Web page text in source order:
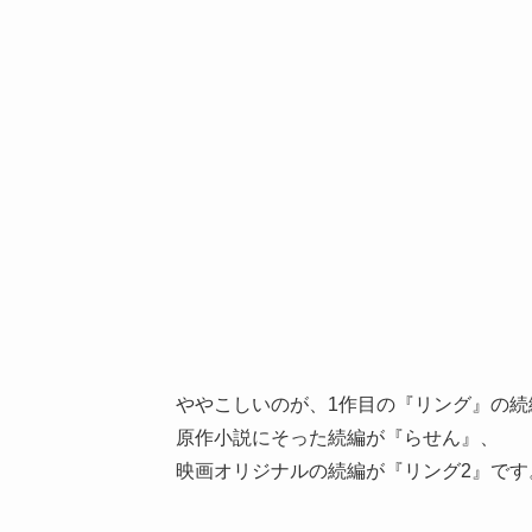
ややこしいのが、1作目の『リング』の続
原作小説にそった続編が『らせん』、
映画オリジナルの続編が『リング2』です